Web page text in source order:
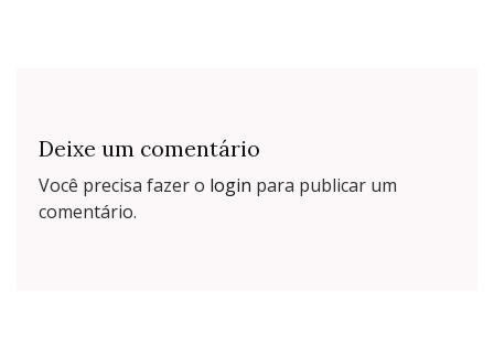
Deixe um comentário
Você precisa fazer o login para publicar um
comentário.